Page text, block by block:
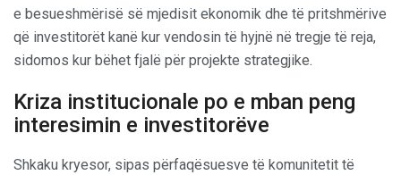
e besueshmërisë së mjedisit ekonomik dhe të pritshmërive
që investitorët kanë kur vendosin të hyjnë në tregje të reja,
sidomos kur bëhet fjalë për projekte strategjike.
Kriza institucionale po e mban peng
interesimin e investitorëve
Shkaku kryesor, sipas përfaqësuesve të komunitetit të